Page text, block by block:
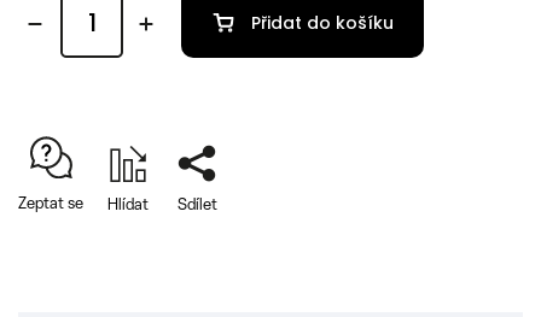
Přidat do košíku
Zeptat se Hlídat Sdílet